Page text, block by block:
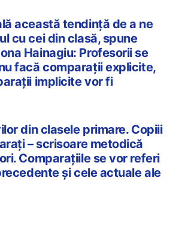
această tendință de a ne
cu cei din clasă, spune
Hainagiu: Profesorii se
facă comparații explicite,
implicite vor fi
din clasele primare. Copiii
– scrisoare metodică
Comparațiile se vor referi
şi cele actuale ale